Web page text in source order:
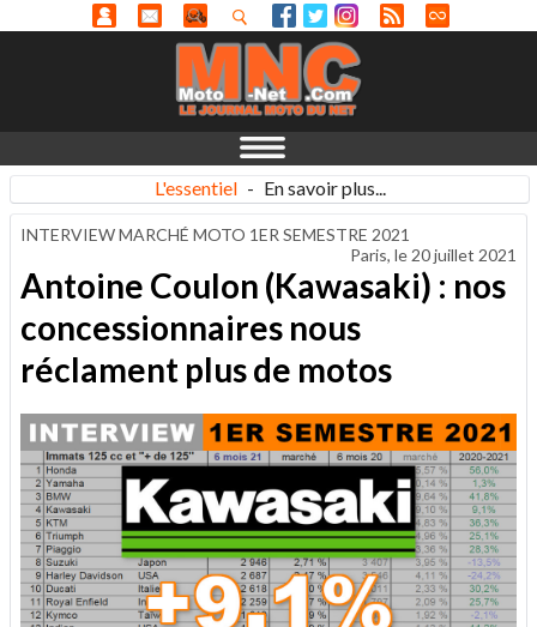
L'essentiel - En savoir plus...
INTERVIEW MARCHÉ MOTO 1ER SEMESTRE 2021
Paris, le 20 juillet 2021
Antoine Coulon (Kawasaki) : nos
concessionnaires nous
réclament plus de motos